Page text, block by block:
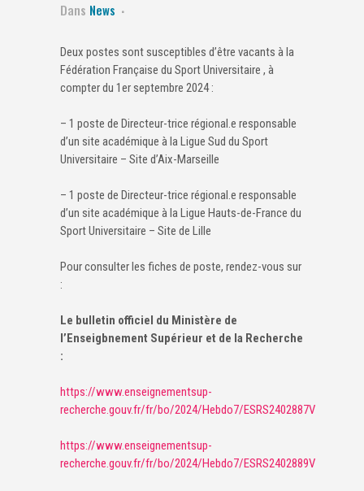
Dans News
Deux postes sont susceptibles d’être vacants à la
Fédération Française du Sport Universitaire , à
compter du 1er septembre 2024 :
– 1 poste de Directeur-trice régional.e responsable
d’un site académique à la Ligue Sud du Sport
Universitaire – Site d’Aix-Marseille
– 1 poste de Directeur-trice régional.e responsable
d’un site académique à la Ligue Hauts-de-France du
Sport Universitaire – Site de Lille
Pour consulter les fiches de poste, rendez-vous sur
:
Le bulletin officiel du Ministère de
l’Enseigbnement Supérieur et de la Recherche
:
https://www.enseignementsup-
recherche.gouv.fr/fr/bo/2024/Hebdo7/ESRS2402887V
https://www.enseignementsup-
recherche.gouv.fr/fr/bo/2024/Hebdo7/ESRS2402889V